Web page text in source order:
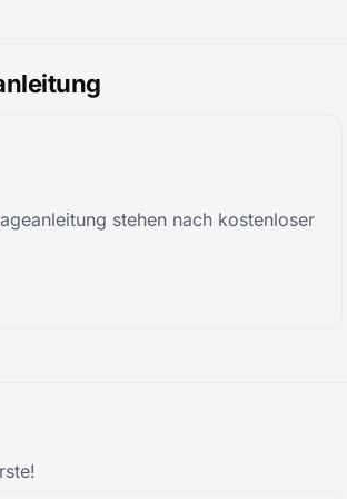
stehen nach kostenloser